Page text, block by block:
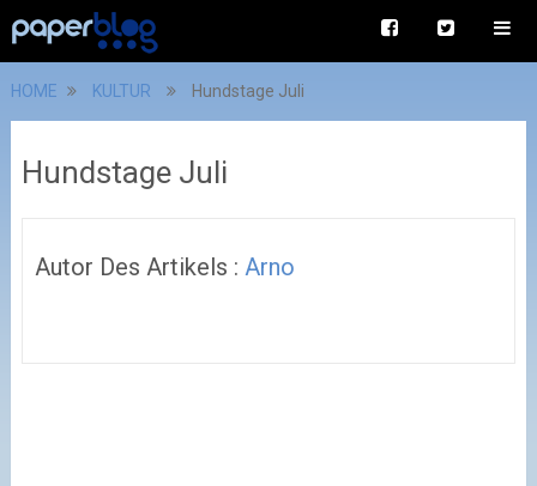
HOME KULTUR Hundstage Juli
Hundstage Juli
Autor Des Artikels : Arno